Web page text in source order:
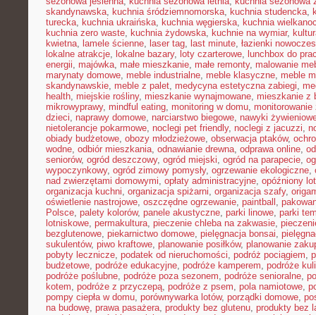
skandynawska, kuchnia śródziemnomorska, kuchnia studencka,
turecka, kuchnia ukraińska, kuchnia węgierska, kuchnia
kuchnia zero waste, kuchnia żydowska, kuchnie na wymiar,
kwietna, lamele ścienne, laser tag, last minute, łazienki
lokalne atrakcje, lokalne bazary, loty czarterowe, lunchbox do
energii, majówka, małe mieszkanie, małe remonty, malowanie
marynaty domowe, meble industrialne, meble klasyczne, meble
skandynawskie, meble z palet, medycyna estetyczna zabiegi,
health, miejskie rośliny, mieszkanie wynajmowane, mieszkanie z
mikrowyprawy, mindful eating, monitoring w domu, monitorowanie
dzieci, naprawy domowe, narciarstwo biegowe, nawyki
nietolerancje pokarmowe, noclegi pet friendly, noclegi z jacuzzi,
obiady budżetowe, obozy młodzieżowe, obserwacja ptaków,
wodne, odbiór mieszkania, odnawianie drewna, odprawa online,
seniorów, ogród deszczowy, ogród miejski, ogród na parapecie,
wypoczynkowy, ogród zimowy pomysły, ogrzewanie ekologiczne,
nad zwierzętami domowymi, opłaty administracyjne, opóźniony lot
organizacja kuchni, organizacja spiżarni, organizacja szafy,
oświetlenie nastrojowe, oszczędne ogrzewanie, paintball ,
Polsce, palety kolorów, panele akustyczne, parki linowe, parki
lotniskowe, permakultura, pieczenie chleba na zakwasie,
bezglutenowe, piekarnictwo domowe, pielęgnacja bonsai,
sukulentów, piwo kraftowe, planowanie posiłków, planowanie
pobyty lecznicze, podatek od nieruchomości, podróż pociągiem,
budżetowe, podróże edukacyjne, podróże kamperem, podróże
podróże poślubne, podróże poza sezonem, podróże senioralne,
kotem, podróże z przyczepą, podróże z psem, pola namiotowe,
pompy ciepła w domu, porównywarka lotów, porządki domowe,
na budowę, prawa pasażera, produkty bez glutenu, produkty bez